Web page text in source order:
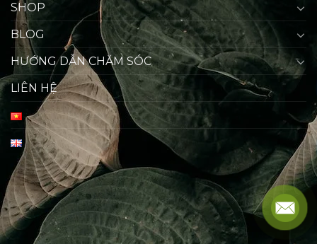
SHOP
BLOG
HƯỚNG DẪN CHĂM SÓC
LIÊN HỆ